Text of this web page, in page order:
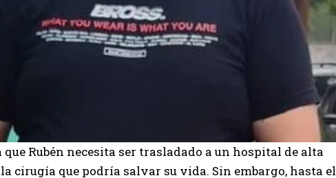
Rubén necesita ser trasladado a un hospital de alta
cirugía que podría salvar su vida. Sin embargo, hasta el